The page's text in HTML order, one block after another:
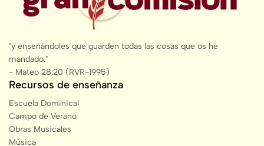
"y enseñándoles que guarden todas las cosas que os he
mandado."
- Mateo 28:20 (RVR-1995)
Recursos de enseñanza
Escuela Dominical
Campo de Verano
Obras Musicales
Música